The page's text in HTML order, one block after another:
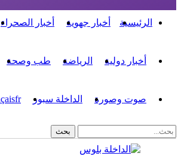
الرئيسية أخبار جهوية أخبار الصحراء
أخبار دولية الرياضة طب وصحة
صوت وصورة الداخلة سبور fr